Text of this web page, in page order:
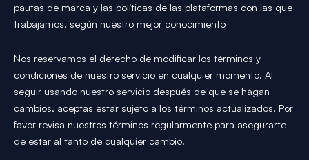
pautas de marca y las políticas de las plataformas con las que
trabajamos, según nuestro mejor conocimiento
Nos reservamos el derecho de modificar los términos y
condiciones de nuestro servicio en cualquier momento. Al
seguir usando nuestro servicio después de que se hagan
cambios, aceptas estar sujeto a los términos actualizados. Por
favor revisa nuestros términos regularmente para asegurarte
de estar al tanto de cualquier cambio.